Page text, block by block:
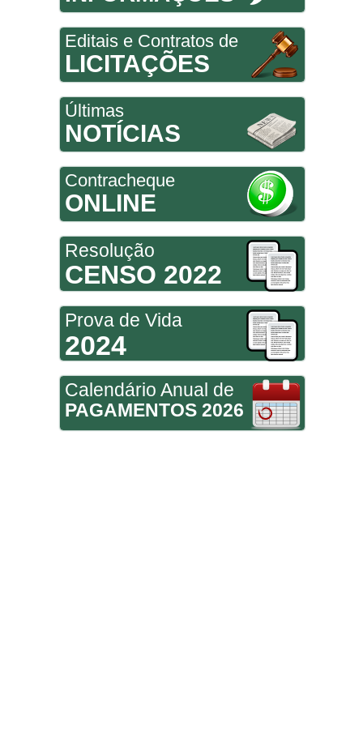
Editais e Contratos de
LICITAÇÕES
Últimas
NOTÍCIAS
Contracheque
ONLINE
Resolução
CENSO 2022
Prova de Vida
2024
Calendário Anual de
PAGAMENTOS 2026